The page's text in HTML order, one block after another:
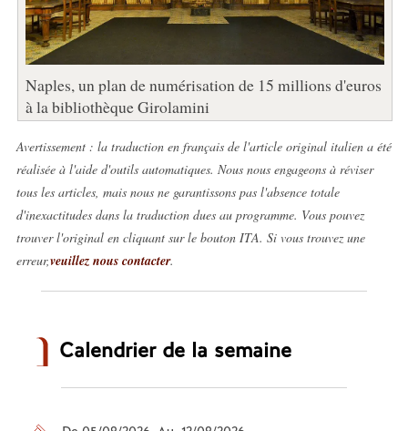
Naples, un plan de numérisation de 15 millions d'euros
à la bibliothèque Girolamini
Avertissement : la traduction en français de l'article original italien a été
réalisée à l'aide d'outils automatiques. Nous nous engageons à réviser
tous les articles, mais nous ne garantissons pas l'absence totale
d'inexactitudes dans la traduction dues au programme. Vous pouvez
trouver l'original en cliquant sur le bouton ITA. Si vous trouvez une
erreur,veuillez nous contacter.
Calendrier de la semaine